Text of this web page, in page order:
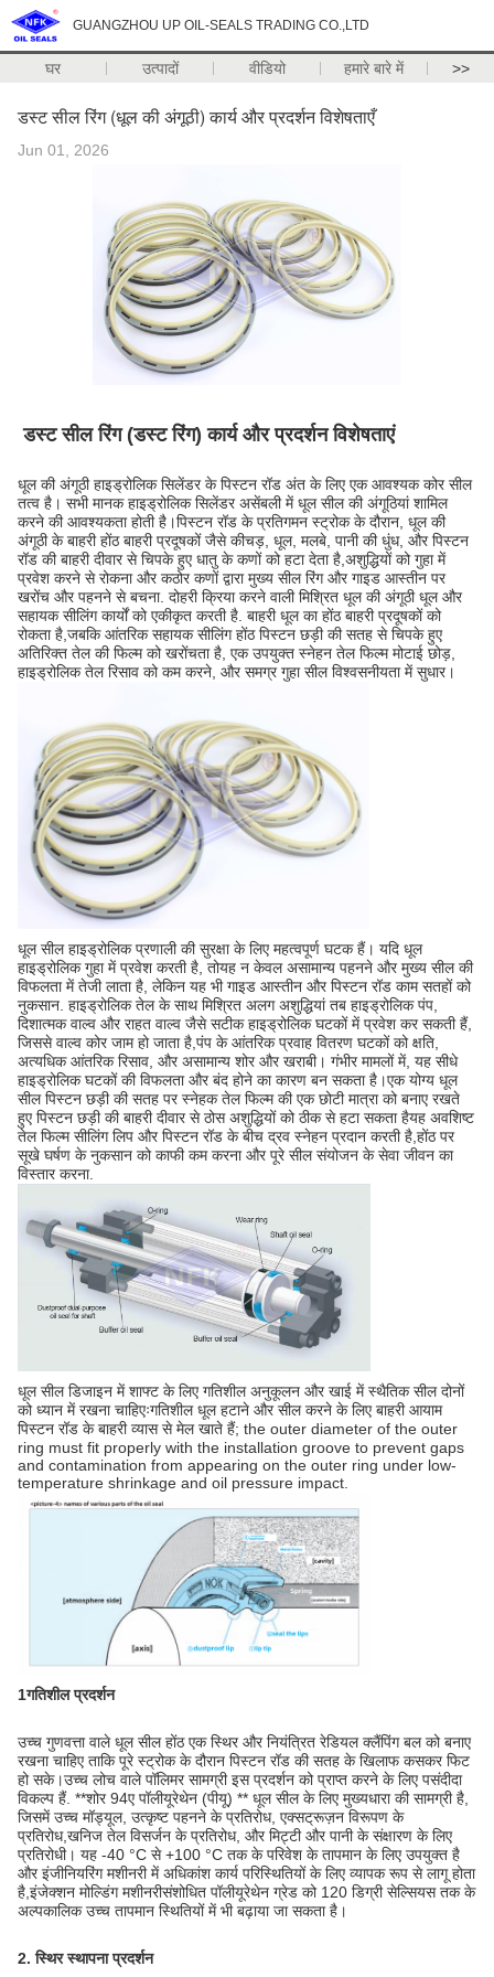
GUANGZHOU UP OIL-SEALS TRADING CO.,LTD
घर उत्पादों वीडियो हमारे बारे में >>
डस्ट सील रिंग (धूल की अंगूठी) कार्य और प्रदर्शन विशेषताएँ
Jun 01, 2026
डस्ट सील रिंग (डस्ट रिंग) कार्य और प्रदर्शन विशेषताएं
धूल की अंगूठी हाइड्रोलिक सिलेंडर के पिस्टन रॉड अंत के लिए एक आवश्यक कोर सील
तत्व है। सभी मानक हाइड्रोलिक सिलेंडर असेंबली में धूल सील की अंगूठियां शामिल
करने की आवश्यकता होती है।पिस्टन रॉड के प्रतिगमन स्ट्रोक के दौरान, धूल की
अंगूठी के बाहरी होंठ बाहरी प्रदूषकों जैसे कीचड़, धूल, मलबे, पानी की धुंध, और पिस्टन
रॉड की बाहरी दीवार से चिपके हुए धातु के कणों को हटा देता है,अशुद्धियों को गुहा में
प्रवेश करने से रोकना और कठोर कणों द्वारा मुख्य सील रिंग और गाइड आस्तीन पर
खरोंच और पहनने से बचना. दोहरी क्रिया करने वाली मिश्रित धूल की अंगूठी धूल और
सहायक सीलिंग कार्यों को एकीकृत करती है. बाहरी धूल का होंठ बाहरी प्रदूषकों को
रोकता है,जबकि आंतरिक सहायक सीलिंग होंठ पिस्टन छड़ी की सतह से चिपके हुए
अतिरिक्त तेल की फिल्म को खरोंचता है, एक उपयुक्त स्नेहन तेल फिल्म मोटाई छोड़,
हाइड्रोलिक तेल रिसाव को कम करने, और समग्र गुहा सील विश्वसनीयता में सुधार।
धूल सील हाइड्रोलिक प्रणाली की सुरक्षा के लिए महत्वपूर्ण घटक हैं। यदि धूल
हाइड्रोलिक गुहा में प्रवेश करती है, तोयह न केवल असामान्य पहनने और मुख्य सील की
विफलता में तेजी लाता है, लेकिन यह भी गाइड आस्तीन और पिस्टन रॉड काम सतहों को
नुकसान. हाइड्रोलिक तेल के साथ मिश्रित अलग अशुद्धियां तब हाइड्रोलिक पंप,
दिशात्मक वाल्व और राहत वाल्व जैसे सटीक हाइड्रोलिक घटकों में प्रवेश कर सकती हैं,
जिससे वाल्व कोर जाम हो जाता है,पंप के आंतरिक प्रवाह वितरण घटकों को क्षति,
अत्यधिक आंतरिक रिसाव, और असामान्य शोर और खराबी। गंभीर मामलों में, यह सीधे
हाइड्रोलिक घटकों की विफलता और बंद होने का कारण बन सकता है।एक योग्य धूल
सील पिस्टन छड़ी की सतह पर स्नेहक तेल फिल्म की एक छोटी मात्रा को बनाए रखते
हुए पिस्टन छड़ी की बाहरी दीवार से ठोस अशुद्धियों को ठीक से हटा सकता हैयह अवशिष्ट
तेल फिल्म सीलिंग लिप और पिस्टन रॉड के बीच द्रव स्नेहन प्रदान करती है,होंठ पर
सूखे घर्षण के नुकसान को काफी कम करना और पूरे सील संयोजन के सेवा जीवन का
विस्तार करना.
धूल सील डिजाइन में शाफ्ट के लिए गतिशील अनुकूलन और खाई में स्थैतिक सील दोनों
को ध्यान में रखना चाहिएःगतिशील धूल हटाने और सील करने के लिए बाहरी आयाम
पिस्टन रॉड के बाहरी व्यास से मेल खाते हैं; the outer diameter of the outer
ring must fit properly with the installation groove to prevent gaps
and contamination from appearing on the outer ring under low-
temperature shrinkage and oil pressure impact.
1गतिशील प्रदर्शन
उच्च गुणवत्ता वाले धूल सील होंठ एक स्थिर और नियंत्रित रेडियल क्लैंपिंग बल को बनाए
रखना चाहिए ताकि पूरे स्ट्रोक के दौरान पिस्टन रॉड की सतह के खिलाफ कसकर फिट
हो सके।उच्च लोच वाले पॉलिमर सामग्री इस प्रदर्शन को प्राप्त करने के लिए पसंदीदा
विकल्प हैं. **शोर 94ए पॉलीयूरेथेन (पीयू) ** धूल सील के लिए मुख्यधारा की सामग्री है,
जिसमें उच्च मॉड्यूल, उत्कृष्ट पहनने के प्रतिरोध, एक्सट्रूज़न विरूपण के
प्रतिरोध,खनिज तेल विसर्जन के प्रतिरोध, और मिट्टी और पानी के संक्षारण के लिए
प्रतिरोधी। यह -40 °C से +100 °C तक के परिवेश के तापमान के लिए उपयुक्त है
और इंजीनियरिंग मशीनरी में अधिकांश कार्य परिस्थितियों के लिए व्यापक रूप से लागू होता
है,इंजेक्शन मोल्डिंग मशीनरीसंशोधित पॉलीयूरेथेन ग्रेड को 120 डिग्री सेल्सियस तक के
अल्पकालिक उच्च तापमान स्थितियों में भी बढ़ाया जा सकता है।
2. स्थिर स्थापना प्रदर्शन